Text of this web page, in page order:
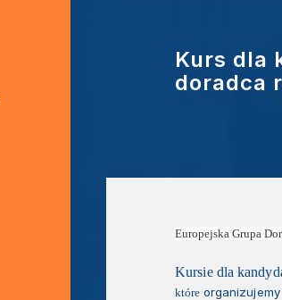
Kurs dla
doradca
Europejska Grupa
Kursie dla
które